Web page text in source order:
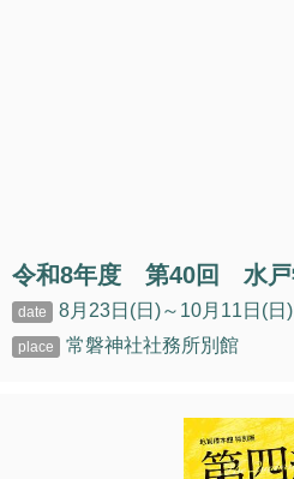
令和8年度 第40回 水戸
8月23日(日)～10月11日(日)
常磐神社社務所別館